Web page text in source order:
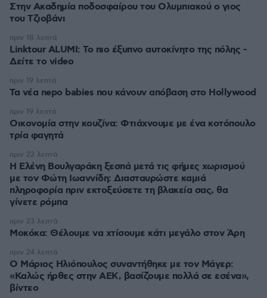
Στην Ακαδημία ποδοσφαίρου του Ολυμπιακού ο γιος
του Τζιοβάνι
Linktour ALUMI: Το πιο έξυπνο αυτοκίνητο της πόλης -
Δείτε το video
πριν 18 λεπτά
Τα νέα nepo babies που κάνουν απόβαση στο Hollywood
πριν 19 λεπτά
Οικονομία στην κουζίνα: Φτιάχνουμε με ένα κοτόπουλο
τρία φαγητά
πριν 19 λεπτά
Η Ελένη Βουλγαράκη ξεσπά μετά τις φήμες χωρισμού
με τον Φώτη Ιωαννίδη: Διασταυρώστε καμιά
πληροφορία πριν εκτοξεύσετε τη βλακεία σας, θα
γίνετε ρόμπα
πριν 22 λεπτά
Μοκόκα: Θέλουμε να χτίσουμε κάτι μεγάλο στον Άρη
πριν 23 λεπτά
Ο Μάριος Ηλιόπουλος συναντήθηκε με τον Μάγερ:
«Καλώς ήρθες στην ΑΕΚ, βασίζουμε πολλά σε εσένα»,
βίντεο
πριν 24 λεπτά